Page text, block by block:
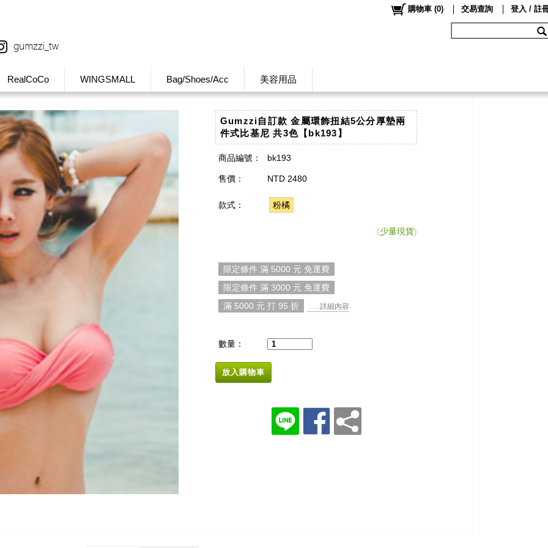
RealCoCo WINGSMALL Bag/Shoes/Acc 美容用品
購物車 (0) 交易查詢 登入 / 註
Gumzzi自訂款 金屬環飾扭結5公分厚墊兩
件式比基尼 共3色【bk193】
商品編號： bk193
售價： NTD 2480
款式： 粉橘
(少量現貨)
限定條件 滿 5000 元 免運費
限定條件 滿 3000 元 免運費
滿 5000 元 打 95 折
. . . 詳細內容
數量：
放入購物車